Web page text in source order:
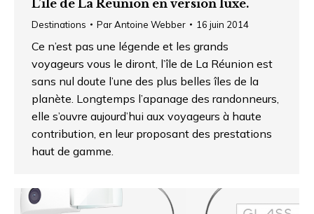
L’île de La Réunion en version luxe.
Destinations ParAntoine Webber 16 juin 2014
Ce n’est pas une légende et les grands
voyageurs vous le diront, l’île de La Réunion est
sans nul doute l’une des plus belles îles de la
planète. Longtemps l’apanage des randonneurs,
elle s’ouvre aujourd’hui aux voyageurs à haute
contribution, en leur proposant des prestations
haut de gamme.